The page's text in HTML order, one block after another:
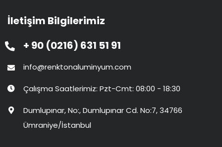
İletişim Bilgilerimiz
+ 90 (0216) 631 51 91
info@renktonaluminyum.com
Çalışma Saatlerimiz: Pzt-Cmt: 08:00 - 18:30
Dumlupınar, No:, Dumlupınar Cd. No:7, 34766
Ümraniye/İstanbul